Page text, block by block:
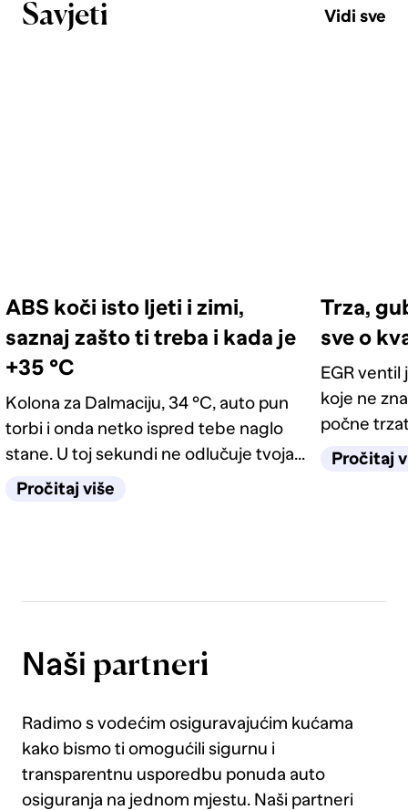
Savjeti Vidi sve
ABS koči isto ljeti i zimi,
saznaj zašto ti treba i kada je
+35 °C
Kolona za Dalmaciju, 34 °C, auto pun
torbi i onda netko ispred tebe naglo
stane. U toj sekundi ne odlučuje tvoja
reakcija, nego sustav za koji većina
Pročitaj više
Trza,
sve o
EGR ventil
koje ne
počne
lampicu
Pročitaj
Naši partneri
Radimo s vodećim osiguravajućim kućama
kako bismo ti omogućili sigurnu i
transparentnu usporedbu ponuda auto
osiguranja na jednom mjestu. Naši partneri